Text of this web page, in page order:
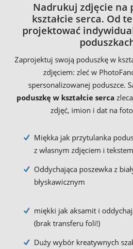
Nadrukuj zdjęcie na
kształcie serca. Od
projektować
Zaprojektuj swoją poduszkę w
zdjęciem: zleć w
spersonalizowanej poduszce.
poduszkę w kształcie serca
zdjęć, imion i dat na
Miękka jak przytulanka
z własnym zdjęciem i tekstem
Oddychająca poszewka z
błyskawicznym
miękki jak aksamit i
(brak transferu foli!)
Duży wybór kreatywnych